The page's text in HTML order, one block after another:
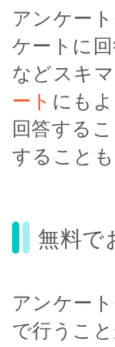
アンケー
ケートに
などスキ
ート にも
回答する
すること
無料で
アンケー
で行うこ